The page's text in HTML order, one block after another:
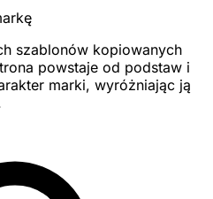
szablonów kopiowanych
powstaje od podstaw i
marki, wyróżniając ją